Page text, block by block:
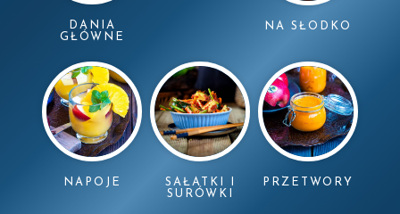
DANIA
GŁÓWNE
NA SŁODKO
NAPOJE
SAŁATKI I
SURÓWKI
PRZETWORY